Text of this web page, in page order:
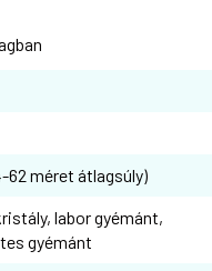
62 méret átlagsúly)
labor gyémánt,
gyémánt